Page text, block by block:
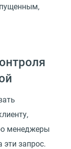
менеджеры
эти запрос.